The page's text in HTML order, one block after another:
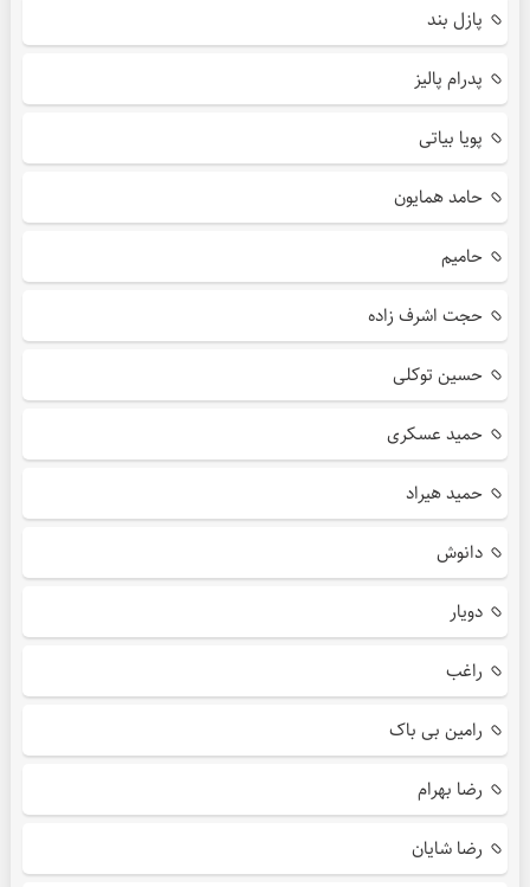
پازل بند
پدرام پالیز
پویا بیاتی
حامد همایون
حامیم
حجت اشرف زاده
حسین توکلی
حمید عسکری
حمید هیراد
دانوش
دویار
راغب
رامین بی باک
رضا بهرام
رضا شایان